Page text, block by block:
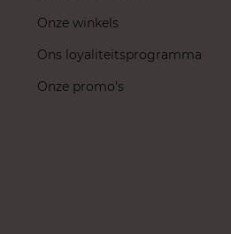
Onze winkels
Ons loyaliteitsprogramma
Onze promo's